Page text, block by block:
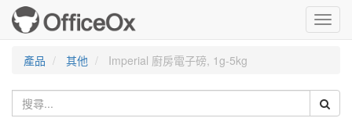
產品
其他 Imperial 廚房電子磅, 1g-5kg